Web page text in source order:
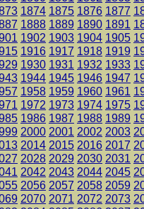
1874 1875 1876 1877
1888 1889 1890 1891
1902 1903 1904 1905
1916 1917 1918 1919
1930 1931 1932 1933
1944 1945 1946 1947
1958 1959 1960 1961
1972 1973 1974 1975
1986 1987 1988 1989
2000 2001 2002 2003
2014 2015 2016 2017
2028 2029 2030 2031
2042 2043 2044 2045
2056 2057 2058 2059
2070 2071 2072 2073